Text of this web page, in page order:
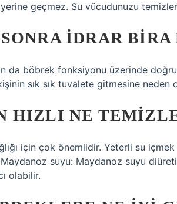
geçmez. Su vücudunuzu
IDRAR BIRA
da böbrek fonksiyonu üzerinde
sık sık tuvalete gitmesine neden
HIZLI NE
için çok önemlidir. Yeterli su
Maydanoz suyu: Maydanoz suyu
olabilir.